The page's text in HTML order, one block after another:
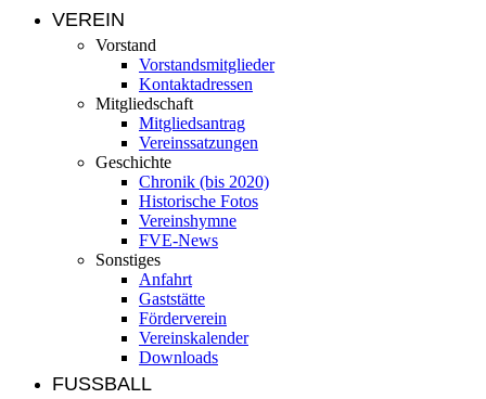
VEREIN
Vorstand
Vorstandsmitglieder
Kontaktadressen
Mitgliedschaft
Mitgliedsantrag
Vereinssatzungen
Geschichte
Chronik (bis 2020)
Historische Fotos
Vereinshymne
FVE-News
Sonstiges
Anfahrt
Gaststätte
Förderverein
Vereinskalender
Downloads
FUSSBALL